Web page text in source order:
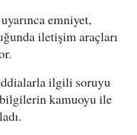
emniyet,
iletişim araçları
ilgili soruyu
kamuoyu ile